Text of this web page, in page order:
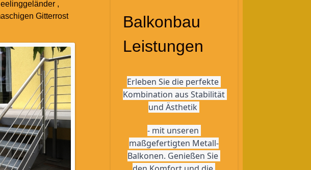
,
Gitterrost
Balkonbau
Leistungen
Erleben Sie die perfekte
Kombination aus Stabilität
und Ästhetik
- mit unseren
maßgefertigten Metall-
Balkonen. Genießen Sie